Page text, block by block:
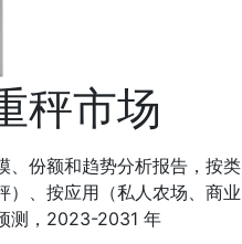
秤市场
、份额和趋势分析报告，按类
）、按应用（私人农场、商业
测，2023-2031 年